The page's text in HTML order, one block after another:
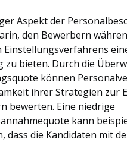
Aspekt der
den Bewerbern
Einstellungsverfahrens
zu bieten. Durch die
können
ihrer Strategien zur
bewerten. Eine niedrige
kann
dass die Kandidaten mit